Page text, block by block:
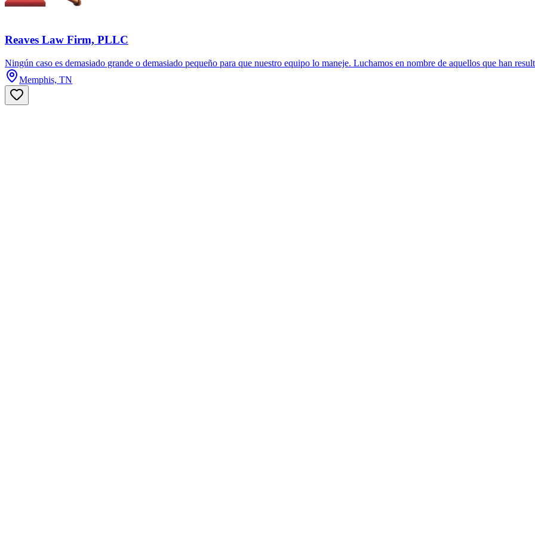
Reaves Law Firm, PLLC
Ningún caso es demasiado grande o demasiado pequeño para que nuestro equipo lo maneje. Luchamos en nombre de aquellos que han
Memphis, TN